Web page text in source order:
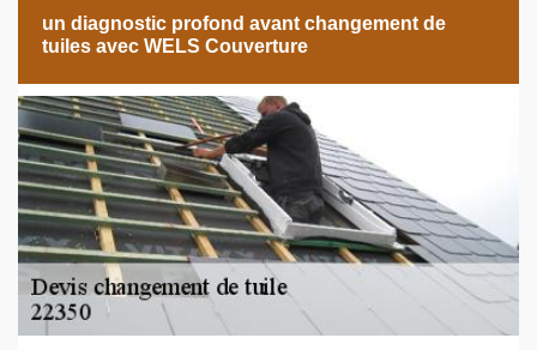
un diagnostic profond avant changement de
tuiles avec WELS Couverture